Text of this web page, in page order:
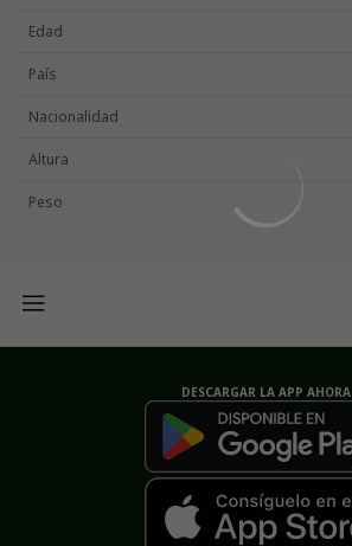
Edad
País
Nacionalidad
Altura
Peso
DESCARGAR LA APP AHORA